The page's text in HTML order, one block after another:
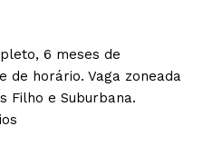
6 meses de
de horário. Vaga zoneada
Filho e Suburbana.